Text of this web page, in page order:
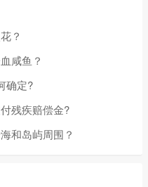
？
咸鱼？
确定?
残疾赔偿金?
和岛屿周围？